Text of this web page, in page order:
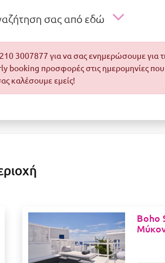
σας από εδώ
3007877 για να σας ενημερώσουμε για
booking προσφορές στις ημερομηνίες που
καλέσουμε εμείς!
Boho